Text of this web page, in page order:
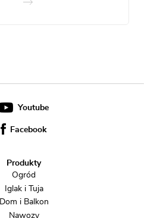
Youtube
Facebook
Produkty
Ogród
Iglak i Tuja
Dom i Balkon
Nawozy